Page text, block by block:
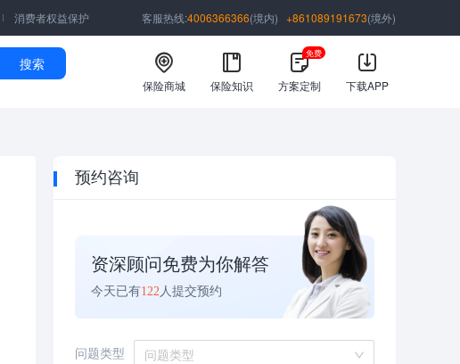
消费者权益保护 客服热线:4006366366(境内) +861089191673(境外)
搜索
保险商城 保险知识 方案定制
免费
下载APP
预约咨询
资深顾问免费为你解答
今天已有122人提交预约
问题类型 问题类型